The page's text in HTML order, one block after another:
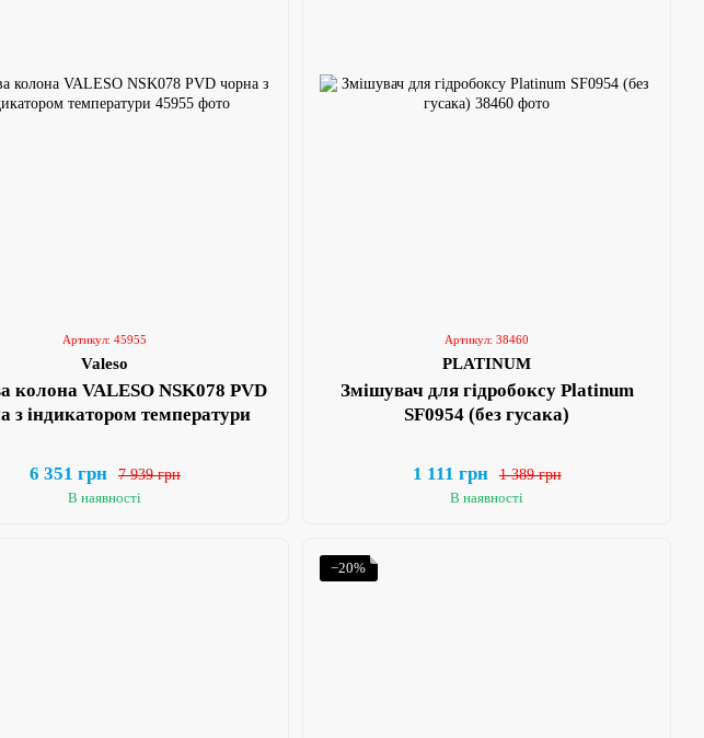
Артикул: 45955
Valeso
колона VALESO NSK078 PVD
з індикатором температури
7 939 грн
6 351 грн
В наявності
Артикул: 38460
PLATINUM
Змішувач для гідробоксу Platinum
SF0954 (без гусака)
1 389 грн
1 111 грн
В наявності
−20%